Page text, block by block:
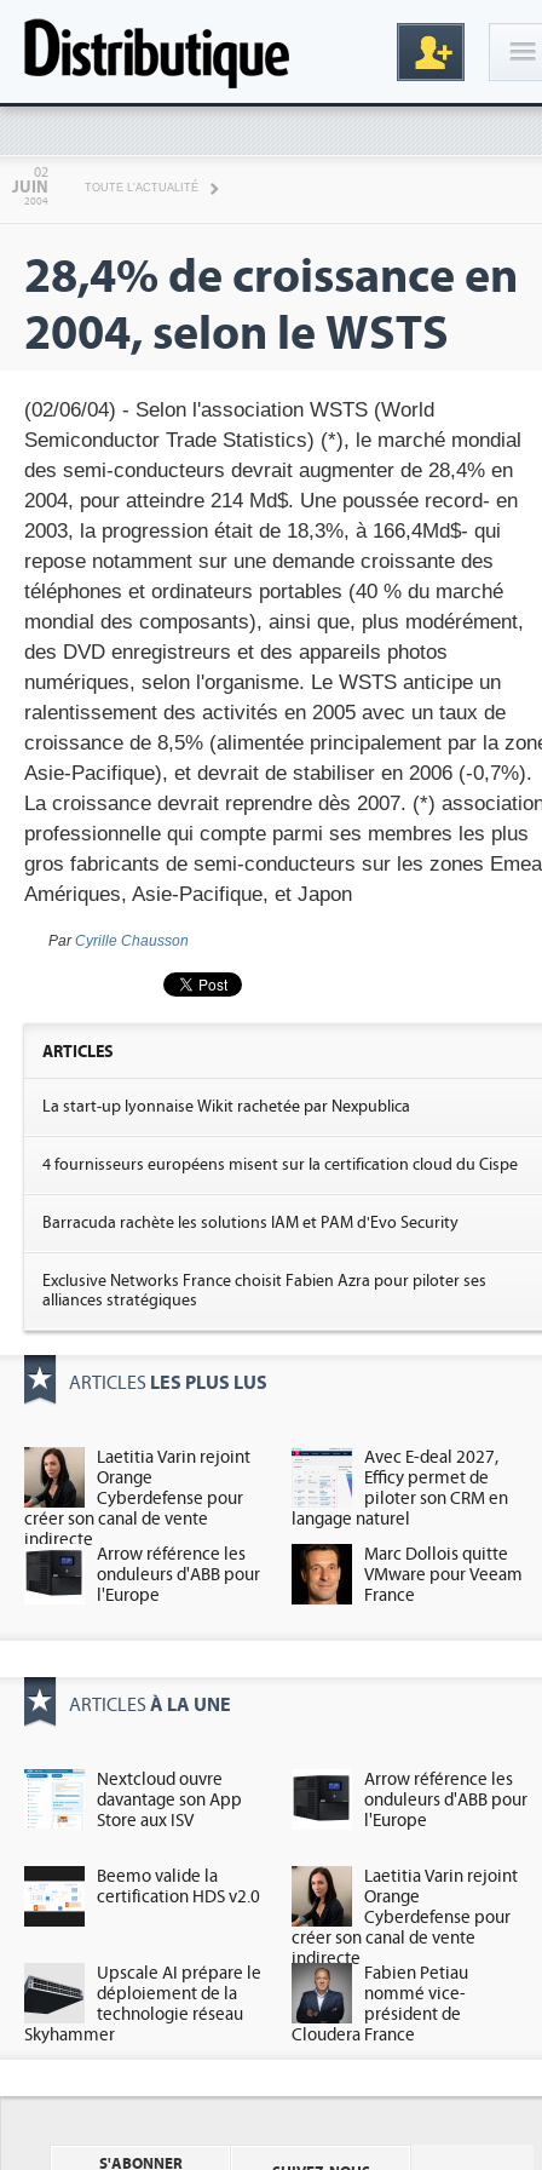
gratuite
02
JUIN
2004
TOUTE L'ACTUALITÉ
28,4% de croissance en
2004, selon le WSTS
(02/06/04) - Selon l'association WSTS (World
Semiconductor Trade Statistics) (*), le marché mondial
des semi-conducteurs devrait augmenter de 28,4% en
2004, pour atteindre 214 Md$. Une poussée record- en
2003, la progression était de 18,3%, à 166,4Md$- qui
repose notamment sur une demande croissante des
téléphones et ordinateurs portables (40 % du marché
mondial des composants), ainsi que, plus modérément,
des DVD enregistreurs et des appareils photos
numériques, selon l'organisme. Le WSTS anticipe un
ralentissement des activités en 2005 avec un taux de
croissance de 8,5% (alimentée principalement par la
Asie-Pacifique), et devrait de stabiliser en 2006 (-0,7%).
La croissance devrait reprendre dès 2007. (*)
professionnelle qui compte parmi ses membres les plus
gros fabricants de semi-conducteurs sur les zones
Amériques, Asie-Pacifique, et Japon
ParCyrille Chausson
ARTICLES
La start-up lyonnaise Wikit rachetée par Nexpublica
4 fournisseurs européens misent sur la certification cloud du Cispe
Barracuda rachète les solutions IAM et PAM d'Evo Security
Exclusive Networks France choisit Fabien Azra pour piloter ses
alliances stratégiques
ARTICLES LES PLUS LUS
Laetitia Varin rejoint
Orange
Cyberdefense pour
créer son canal de vente
indirecte
Avec E-deal 2027,
Efficy permet de
piloter son CRM en
langage naturel
Arrow référence les
onduleurs d'ABB pour
l'Europe
Marc Dollois quitte
VMware pour Veeam
France
ARTICLES À LA UNE
Nextcloud ouvre
davantage son App
Store aux ISV
Arrow référence les
onduleurs d'ABB pour
l'Europe
Beemo valide la
certification HDS v2.0
Laetitia Varin rejoint
Orange
Cyberdefense pour
créer son canal de vente
indirecte
Upscale AI prépare le
déploiement de la
technologie réseau
Skyhammer
Fabien Petiau
nommé vice-
président de
Cloudera France
S'ABONNER